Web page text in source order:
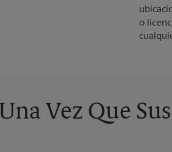
o
Una Vez Que